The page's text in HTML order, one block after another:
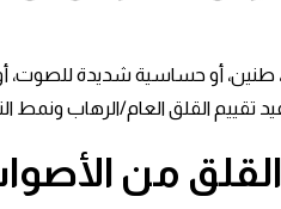
طنين، أو حساسية شديدة للصوت،
القلق العام/الرهاب ونمط
من